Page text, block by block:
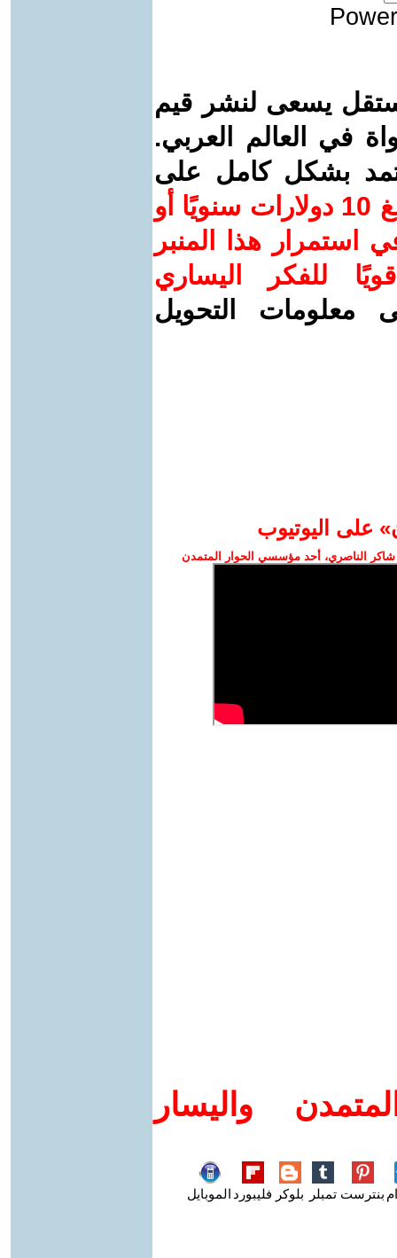
يسعى لنشر قيم
في العالم العربي.
بشكل كامل على
ساهم/ي معنا! بدعمكم بمبلغ 10 دولارات سنويًا أو
استمرار هذا المنبر
للفكر اليساري
معلومات التحويل
على اليوتيوب
الناصري، أحد مؤسسي الحوار المتمدن
واليسار
بنترست تمبلر بلوكر فليبورد الموبايل